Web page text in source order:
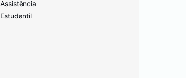
Assistência
Estudantil